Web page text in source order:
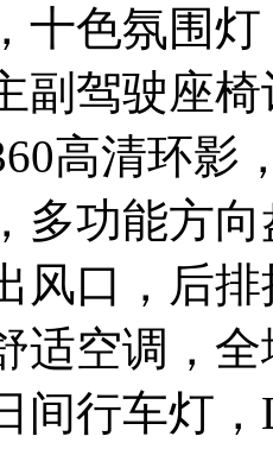
十色氛围
副驾驶座
高清环影
多功能方
风口，后
适空调，
间行车灯